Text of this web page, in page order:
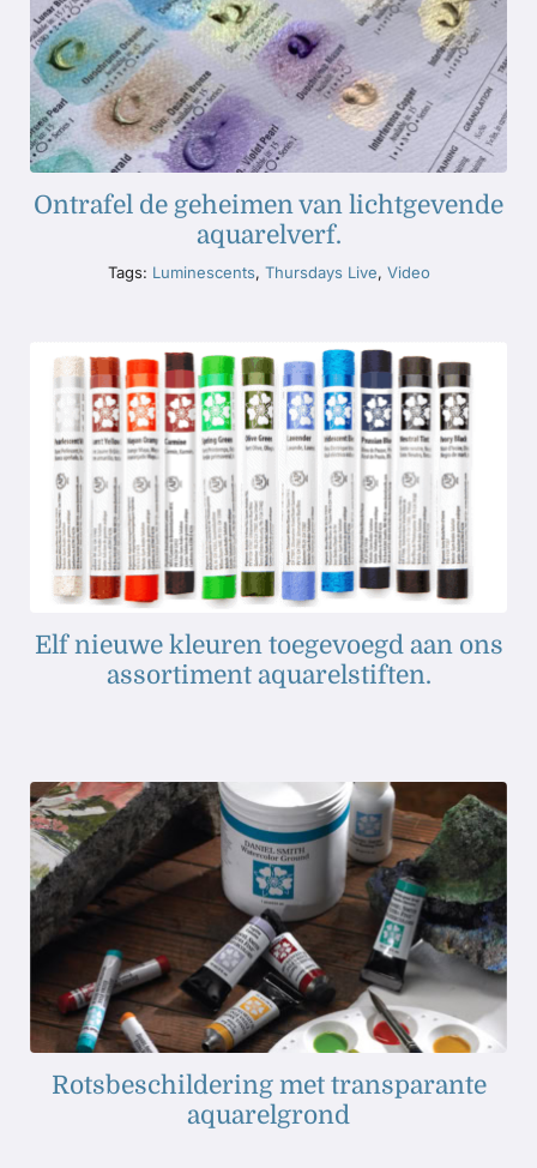
Ontrafel de geheimen van lichtgevende
aquarelverf.
Tags: Luminescents, Thursdays Live, Video
Elf nieuwe kleuren toegevoegd aan ons
assortiment aquarelstiften.
Rotsbeschildering met transparante
aquarelgrond